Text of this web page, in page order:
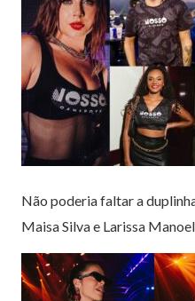
Não poderia faltar a
Maisa Silva e Larissa